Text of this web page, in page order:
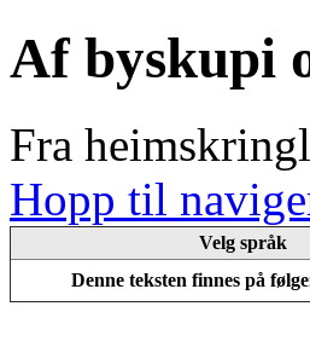
Af byskupi
Fra
Hopp til
Velg språk
Denne teksten finnes på